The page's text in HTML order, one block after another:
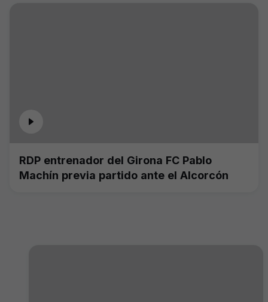
RDP entrenador del Girona FC Pablo
Machín previa partido ante el Alcorcón